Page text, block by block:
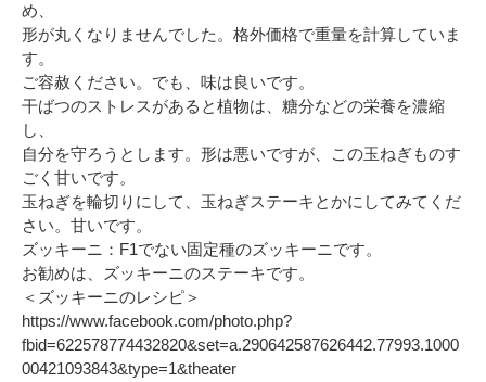
め、
形が丸くなりませんでした。格外価格で重量を計算していま
す。
ご容赦ください。でも、味は良いです。
干ばつのストレスがあると植物は、糖分などの栄養を濃縮
し、
自分を守ろうとします。形は悪いですが、この玉ねぎものす
ごく甘いです。
玉ねぎを輪切りにして、玉ねぎステーキとかにしてみてくだ
さい。甘いです。
ズッキーニ：F1でない固定種のズッキーニです。
お勧めは、ズッキーニのステーキです。
＜ズッキーニのレシピ＞
https://www.facebook.com/photo.php?
fbid=622578774432820&set=a.290642587626442.77993.1000
00421093843&type=1&theater